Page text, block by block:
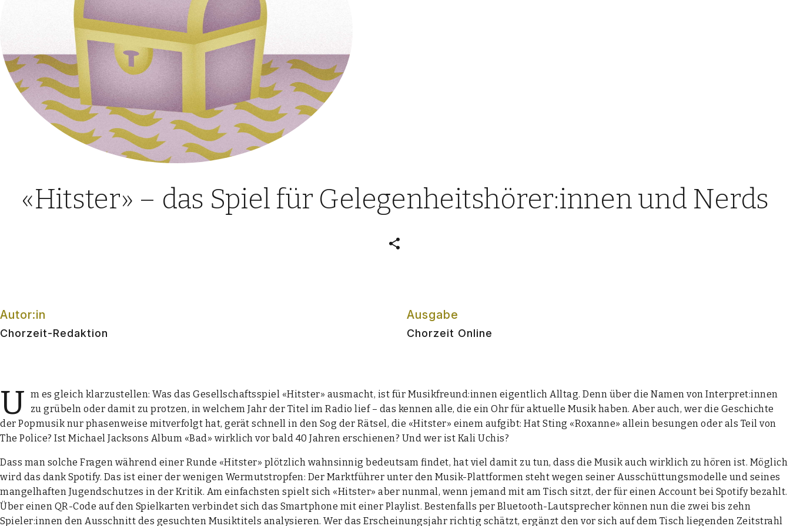
«Hitster» – das Spiel für Gelegen­heits­hörer:innen und Nerds
Autor:in
Chorzeit-Redaktion
Ausgabe
Chorzeit Online
U m es gleich klar­zu­stel­len: Was das Gesell­schafts­spiel «Hits­ter» aus­macht, ist für Musikfreund:innen eigent­lich All­tag. Denn über die Namen von Interpret:innen
zu grü­beln oder damit zu prot­zen, in wel­chem Jahr der Titel im Radio lief – das ken­nen alle, die ein Ohr für aktu­el­le Musik haben. Aber auch, wer die Geschich­te
der Pop­mu­sik nur pha­sen­wei­se mit­ver­folgt hat, gerät schnell in den Sog der Rät­sel, die «Hits­ter» einem auf­gibt: Hat Sting «Rox­an­ne» allein besun­gen oder als Teil von
The Poli­ce? Ist Micha­el Jack­sons Album «Bad» wirk­lich vor bald 40 Jah­ren erschie­nen? Und wer ist Kali Uchis?
Dass man sol­che Fra­gen wäh­rend einer Run­de «Hits­ter» plötz­lich wahn­sin­nig bedeut­sam fin­det, hat viel damit zu tun, dass die Musik auch wirk­lich zu hören ist. Mög­lich
wird das dank Spo­ti­fy. Das ist einer der weni­gen Wer­muts­trop­fen: Der Markt­füh­rer unter den Musik-Platt­for­men steht wegen sei­ner Aus­schüt­tungs­mo­del­le und sei­nes
man­gel­haf­ten Jugend­schut­zes in der Kri­tik. Am ein­fachs­ten spielt sich «Hits­ter» aber nun­mal, wenn jemand mit am Tisch sitzt, der für einen Account bei Spo­ti­fy bezahlt.
Über einen QR-Code auf den Spiel­kar­ten ver­bin­det sich das Smart­phone mit einer Play­list. Bes­ten­falls per Blue­tooth-Laut­spre­cher kön­nen nun die zwei bis zehn
Spieler:innen den Aus­schnitt des gesuch­ten Musik­ti­tels ana­ly­sie­ren. Wer das Erschei­nungs­jahr rich­tig schätzt, ergänzt den vor sich auf dem Tisch lie­gen­den Zeit­strahl